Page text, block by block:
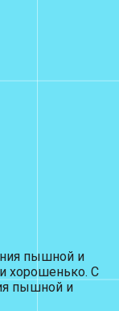
пышной и
хорошенько. С
пышной и